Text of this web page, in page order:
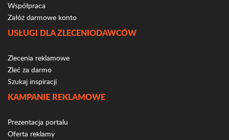
Współpraca
Załóż darmowe konto
USŁUGI DLA ZLECENIODAWCÓW
Zlecenia reklamowe
Zleć za darmo
Szukaj inspiracji
KAMPANIE REKLAMOWE
Prezentacja portalu
Oferta reklamy